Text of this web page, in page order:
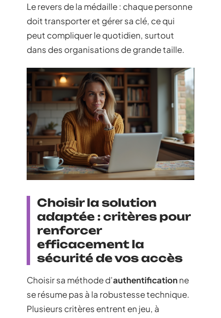
Le revers de la médaille : chaque personne
doit transporter et gérer sa clé, ce qui
peut compliquer le quotidien, surtout
dans des organisations de grande taille.
Choisir la solution
adaptée : critères pour
renforcer
efficacement la
sécurité de vos accès
Choisir sa méthode d’authentificationne
se résume pas à la robustesse technique.
Plusieurs critères entrent en jeu, à